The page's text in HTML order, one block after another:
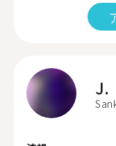
J.